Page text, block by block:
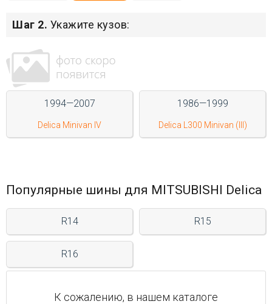
Покупателям
Контакты
Войти на сайт
+7(812)317-
17-
Пт:
9:00
21:00
Сб-
C
Шаг 2. Укажите кузов:
1994—2007
Delica Minivan IV
1986—1999
Delica L300 Minivan (III)
Популярные шины для MITSUBISHI Delica
R14 R15
R16
К сожалению, в нашем каталоге